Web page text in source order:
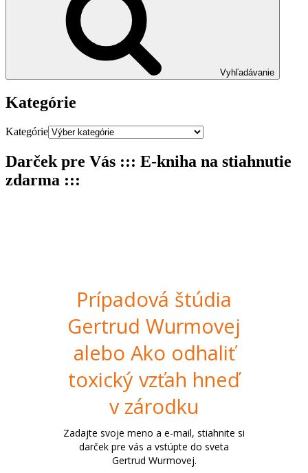
Vyhľadávanie
Kategórie
Kategórie
Darček pre Vás ::: E-kniha na stiahnutie
zdarma :::
Prípadová štúdia
Gertrud Wurmovej
alebo Ako odhaliť
toxický vzťah hneď
v zárodku
Zadajte svoje meno a e-mail, stiahnite si
darček pre vás a vstúpte do sveta
Gertrud Wurmovej.